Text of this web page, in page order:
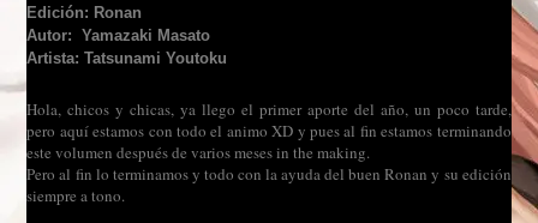
Edición: Ronan
Autor: Yamazaki Masato
Artista: Tatsunami Youtoku
Hola, chicos y chicas, ya llego el primer aporte del año, un poco tarde,
pero aquí estamos con todo el animo XD y pues al fin estamos terminando
este volumen después de varios meses in the making.
Pero al fin lo terminamos y todo con la ayuda del buen Ronan y su edición
siempre a tono.